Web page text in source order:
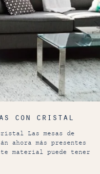
con cristal
Las mesas de
ahora más presentes
material puede tener